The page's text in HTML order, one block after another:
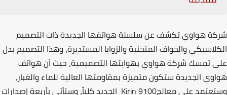
هواوي تكشف عن سلسلة هواتفها الجديدة ذات التصميم
والحواف المنحنية والزوايا المستديرة، وهذا التصميم يدل
تمسك شركة هواوي بهوايتها التصميمية، حيث أن هواتف
الجديدة ستكون متميزة بمقاومتها العالية للماء والغبار،
على معالجKirin 9100الجديد كلياً، وستأتي بأربعة إصدارات